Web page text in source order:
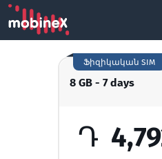
8 GB - 7 days
Ֆիզիկական SIM
Դ